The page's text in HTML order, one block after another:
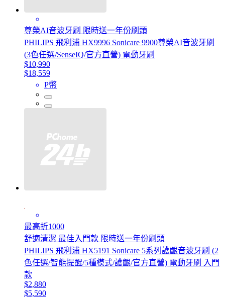
尊榮AI音波牙刷 限時送一年份刷頭
PHILIPS 飛利浦 HX9996 Sonicare 9900尊榮AI音波牙刷
(3色任選/SenseIQ/官方直營) 電動牙刷
$10,990
$18,559
P幣
最高折1000
舒適清潔 最佳入門款 限時送一年份刷頭
PHILIPS 飛利浦 HX5191 Sonicare 5系列護齦音波牙刷 (2
色任選/智能提醒/5種模式/護齦/官方直營) 電動牙刷 入門
款
$2,880
$5,590